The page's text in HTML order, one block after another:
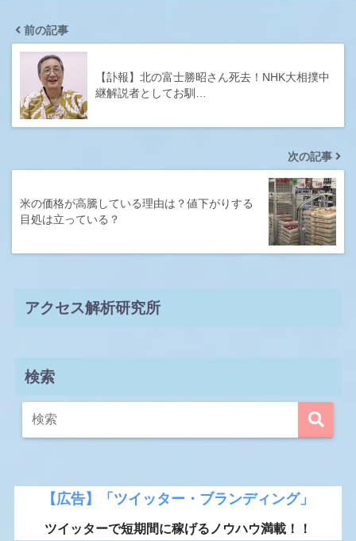
前の記事
【訃報】北の富士勝昭さん死去！NHK大相撲中
継解説者としてお馴…
次の記事
米の価格が高騰している理由は？値下がりする
目処は立っている？
アクセス解析研究所
検索
【広告】「ツイッター・ブランディング」
ツイッターで短期間に稼げるノウハウ満載！！